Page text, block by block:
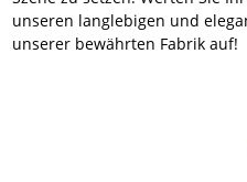
unseren langlebigen und
unserer bewährten Fabrik auf!